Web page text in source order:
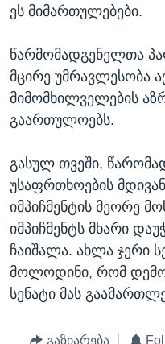
ეს მიმართულებები.
წარმომადგენელთა
მცირე უმრავლესობა
მიმომხილველების
გაართულოებს.
გასულ თვეში,
უსაფრთხოების
იმპიჩმენტის მეორე
იმპიჩმენტს მხარი
ჩაიშალა. ახლა ჯერი
მოლოდინი, რომ
სენატი მას
გაზიარება